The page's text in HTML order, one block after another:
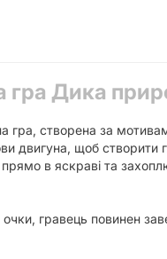
гра Дика
гра, створена за
двигуна, щоб створити
в яскраві та
гравець повинен